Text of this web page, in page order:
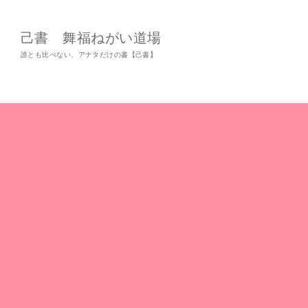
己書 舞福ねがい道場
誰とも比べない、アナタだけの書【己書】